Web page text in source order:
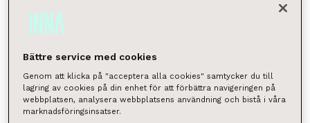
En cookie är en liten bit data (textfil) som en
webbplats – när den besökts av en användare – ber
din webbläsare att lagra på din enhet för att komma
ihåg information om dig, till exempel din språk
Bättre service med cookies
Genom att klicka på "acceptera alla cookies" samtycker du till
lagring av cookies på din enhet för att förbättra navigeringen på
webbplatsen, analysera webbplatsens användning och bistå i våra
marknadsföringsinsatser.